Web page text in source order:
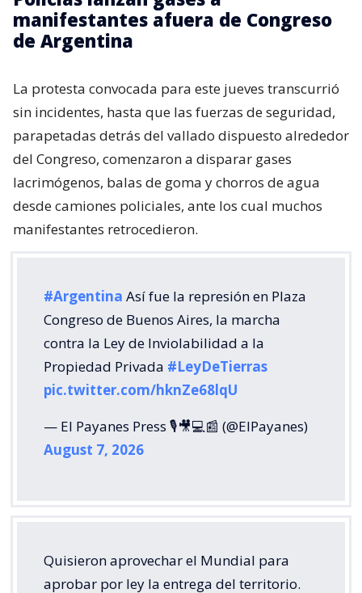
manifestantes afuera de Congreso
de Argentina
La protesta convocada para este jueves transcurrió
sin incidentes, hasta que las fuerzas de seguridad,
parapetadas detrás del vallado dispuesto alrededor
del Congreso, comenzaron a disparar gases
lacrimógenos, balas de goma y chorros de agua
desde camiones policiales, ante los cual muchos
manifestantes retrocedieron.
#Argentina Así fue la represión en Plaza
Congreso de Buenos Aires, la marcha
contra la Ley de Inviolabilidad a la
Propiedad Privada #LeyDeTierras
pic.twitter.com/hknZe68lqU
— El Payanes Press 🎙️🎥💻📰 (@ElPayanes)
August 7, 2026
Quisieron aprovechar el Mundial para
aprobar por ley la entrega del territorio.